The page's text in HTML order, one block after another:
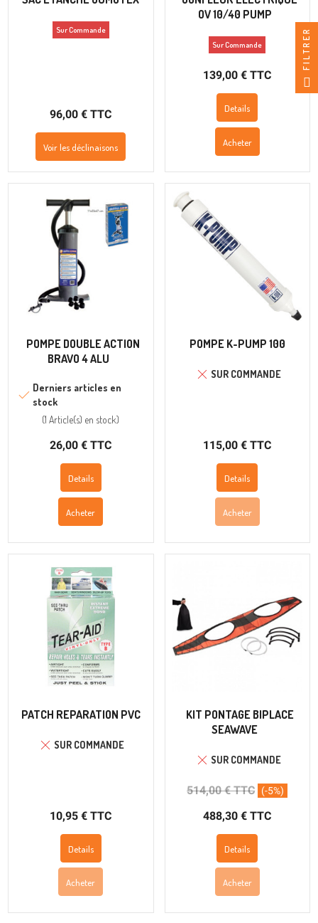
Sur Commande
96,00 € TTC
Voir les déclinaisons
OV 10/40 PUMP
Sur Commande
139,00 € TTC
Details
Acheter
POMPE DOUBLE ACTION
BRAVO 4 ALU
Derniers articles en
stock
(1 Article(s) en stock)
26,00 € TTC
Details
Acheter
POMPE K-PUMP 100
SUR COMMANDE
115,00 € TTC
Details
Acheter
PATCH REPARATION PVC
SUR COMMANDE
10,95 € TTC
Details
Acheter
KIT PONTAGE BIPLACE
SEAWAVE
SUR COMMANDE
514,00 € TTC (-5%)
488,30 € TTC
Details
Acheter
FILTRER